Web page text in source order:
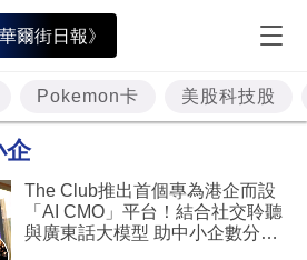
爾街日報》
Pokemon卡 美股科技股
企
The Club推出首個專為港企而設
「AI CMO」平台！結合社交聆聽
與廣東話大模型 助中小企數分鐘